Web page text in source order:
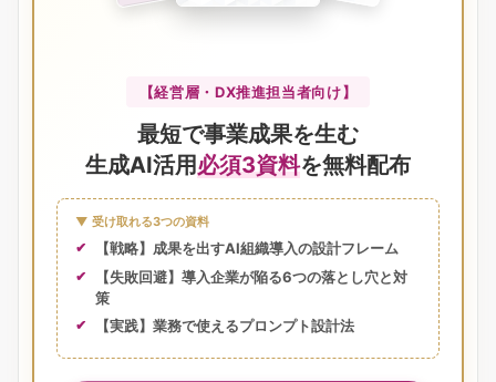
【経営層・DX推進担当者向け】
最短で事業成果を生む
生成AI活用必須3資料を無料配布
▼ 受け取れる3つの資料
【戦略】成果を出すAI組織導入の設計フレーム
【失敗回避】導入企業が陥る6つの落とし穴と対
策
【実践】業務で使えるプロンプト設計法